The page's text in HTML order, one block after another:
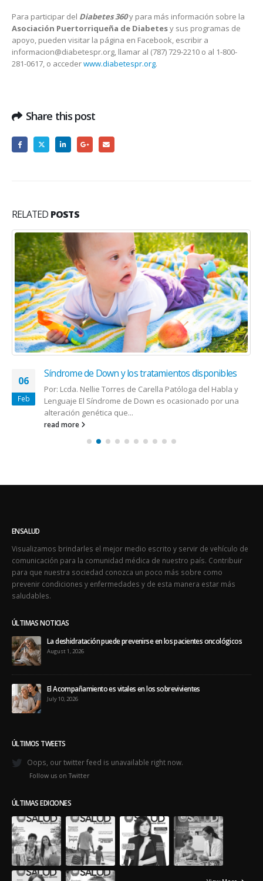
Para participar del Diabetes 360y para más información sobre la
Asociación Puertorriqueña de Diabetesy sus programas de
apoyo, pueden visitar la página en Facebook, escribir a
informacion@diabetespr.org, llamar al (787) 729-2210 o al 1-800-
281-0617, o accederwww.diabetespr.org.
Share this post
RELATED POSTS
06
Feb
Síndrome de Down y los tratamientos disponibles
Por: Lcda. Nellie Torres de Carella Patóloga del Habla y
Lenguaje El Síndrome de Down es ocasionado por una
alteración genética que...
read more
ENSALUD
Visualizamos brindarles el mejor medio escrito y servir de vehículo de
comunicación para la comunidad médica de nuestro país. Contribuir
para que nuestra sociedad conozca un poco más sobre como
prevenir condiciones y enfermedades y de esta manera estar más
saludables.
ÚLTIMAS NOTICIAS
La deshidratación puede prevenirse en los pacientes oncológicos
August 1, 2026
El Acompañamiento es vitales en los sobrevivientes
July 10, 2026
ÚLTIMOS TWEETS
Oops, our twitter feed is unavailable right now.
Follow us on Twitter
ÚLTIMAS EDICIONES